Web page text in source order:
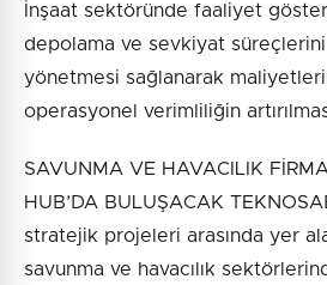
İnşaat sektöründe faaliyet
depolama ve sevkiyat
yönetmesi sağlanarak
operasyonel verimliliğin
SAVUNMA VE HAVACILIK
HUB’DA BULUŞACAK
stratejik projeleri arasında yer
savunma ve havacılık